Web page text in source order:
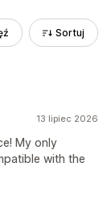
Sortuj
13 lipiec 2026
My only
with the